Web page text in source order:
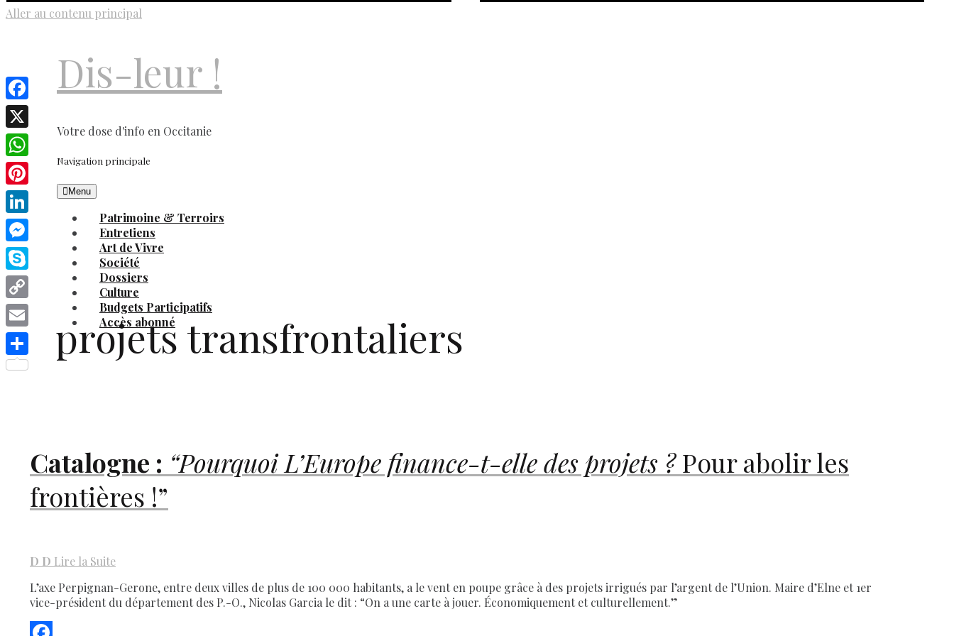
Aller au contenu principal
Dis-leur !
Votre dose d'info en Occitanie
Navigation principale
Menu
Patrimoine & Terroirs
Entretiens
Art de Vivre
Société
Dossiers
Culture
Budgets Participatifs
Accès abonné
projets transfrontaliers
Catalogne : “Pourquoi L’Europe finance-t-elle des projets ?Pour abolir les
frontières !”
D D Lire la Suite
L’axe Perpignan-Gerone, entre deux villes de plus de 100 000 habitants, a le vent en poupe grâce à des projets irrigués par l’argent de l’Union. Maire d’Elne et 1er
vice-président du département des P.-O., Nicolas Garcia le dit : “On a une carte à jouer. Économiquement et culturellement.”
Facebook
X
WhatsApp
Pinterest
LinkedIn
Messenger
Skype
Copy
Link
Email
Share